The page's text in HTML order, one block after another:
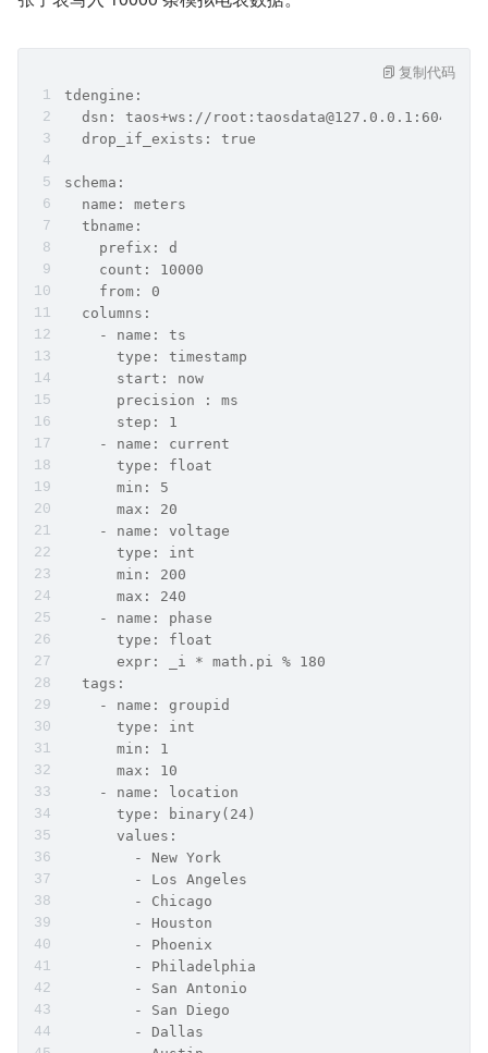
tdengine:
dsn: taos+ws://root:taosdata@127.0.0.1:6041/
  drop_if_exists: true
schema:
  name: meters
  tbname:
    prefix: d
    count: 10000
    from: 0
  columns:
    - name: ts
      type: timestamp
      start: now
      precision : ms
      step: 1
    - name: current
      type: float
      min: 5
      max: 20
    - name: voltage
      type: int
      min: 200
      max: 240
    - name: phase
      type: float
      expr: _i * math.pi % 180
  tags:
    - name: groupid
      type: int
      min: 1
      max: 10
    - name: location
      type: binary(24)
      values:
        - New York
        - Los Angeles
        - Chicago
        - Houston
        - Phoenix
        - Philadelphia
        - San Antonio
        - San Diego
        - Dallas
复制代码